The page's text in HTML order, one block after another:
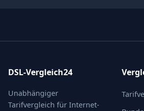
DSL-Vergleich24
Unabhängiger
Tarifvergleich für Internet-